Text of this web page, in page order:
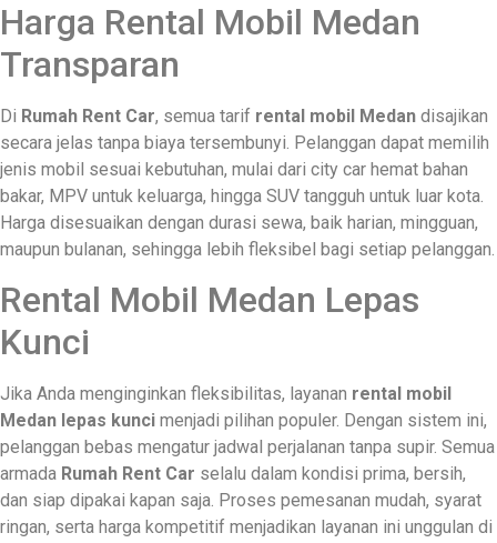
Harga Rental Mobil Medan
Transparan
Di Rumah Rent Car, semua tarif rental mobil Medan disajikan
secara jelas tanpa biaya tersembunyi. Pelanggan dapat memilih
jenis mobil sesuai kebutuhan, mulai dari city car hemat bahan
bakar, MPV untuk keluarga, hingga SUV tangguh untuk luar kota.
Harga disesuaikan dengan durasi sewa, baik harian, mingguan,
maupun bulanan, sehingga lebih fleksibel bagi setiap pelanggan.
Rental Mobil Medan Lepas
Kunci
Jika Anda menginginkan fleksibilitas, layanan rental mobil
Medan lepas kunci menjadi pilihan populer. Dengan sistem ini,
pelanggan bebas mengatur jadwal perjalanan tanpa supir. Semua
armada Rumah Rent Car selalu dalam kondisi prima, bersih,
dan siap dipakai kapan saja. Proses pemesanan mudah, syarat
ringan, serta harga kompetitif menjadikan layanan ini unggulan di